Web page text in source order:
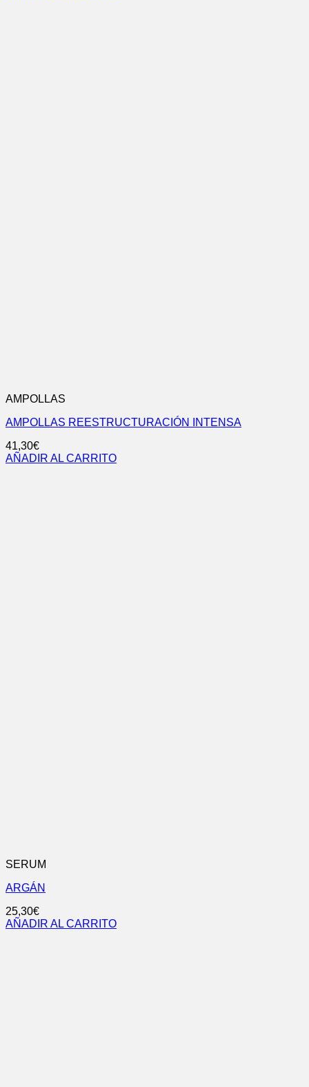
AMPOLLAS
AMPOLLAS REESTRUCTURACIÓN INTENSA
41,30€
AÑADIR AL CARRITO
SERUM
ARGÁN
25,30€
AÑADIR AL CARRITO